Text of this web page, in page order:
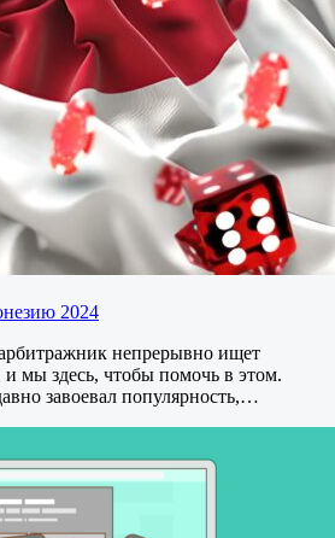
2024
непрерывно ищет
мы здесь, чтобы помочь в этом.
завоевал популярность,…